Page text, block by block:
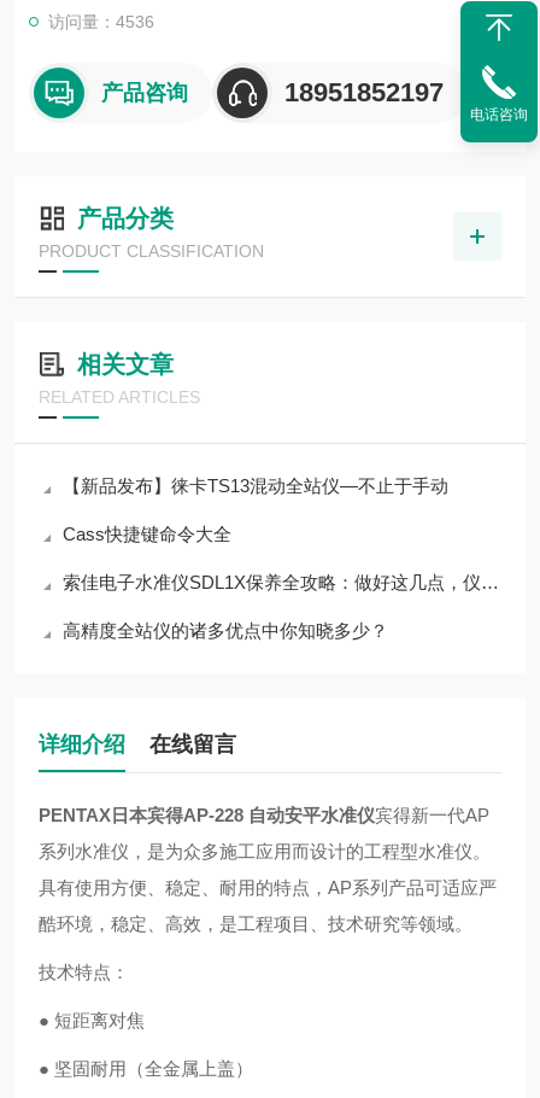
访问量：4536
产品咨询 18951852197
产品分类
PRODUCT CLASSIFICATION
相关文章
RELATED ARTICLES
【新品发布】徕卡TS13混动全站仪—不止于手动
Cass快捷键命令大全
索佳电子水准仪SDL1X保养全攻略：做好这几点，仪器耐用性直接翻倍
高精度全站仪的诸多优点中你知晓多少？
详细介绍 在线留言
PENTAX日本宾得AP-228 自动安平水准仪宾得新一代AP
系列水准仪，是为众多施工应用而设计的工程型水准仪。
具有使用方便、稳定、耐用的特点，AP系列产品可适应严
酷环境，稳定、高效，是工程项目、技术研究等领域。
技术特点：
● 短距离对焦
● 坚固耐用（全金属上盖）
电话咨询